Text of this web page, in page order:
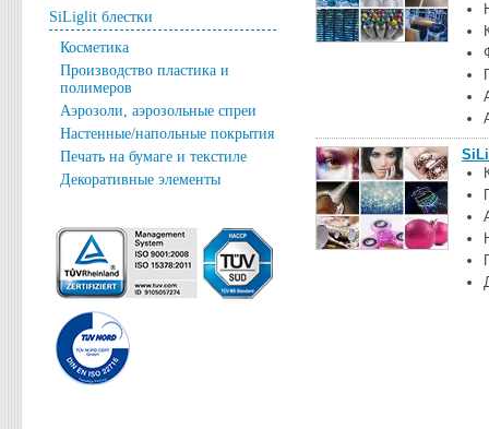
SiLiglit блестки
Косметика
Производство пластика и
полимеров
Аэрозоли, аэрозольные спреи
Настенные/напольные покрытия
Печать на бумаге и текстиле
Декоративные элементы